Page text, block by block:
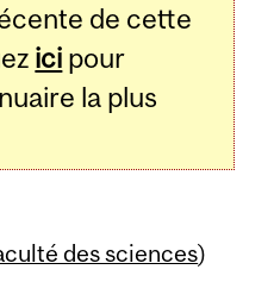
de cette
ici pour
la plus
des sciences)